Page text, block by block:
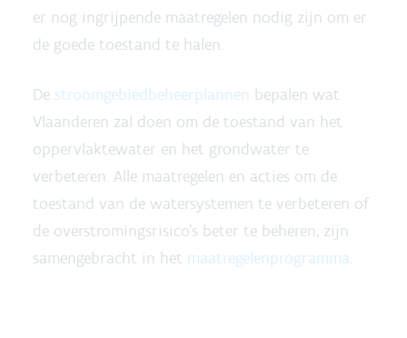
er nog ingrijpende maatregelen nodig zijn om er
de goede toestand te halen.
De stroomgebiedbeheerplannen bepalen wat
Vlaanderen zal doen om de toestand van het
oppervlaktewater en het grondwater te
verbeteren. Alle maatregelen en acties om de
toestand van de watersystemen te verbeteren of
de overstromingsrisico's beter te beheren, zijn
samengebracht in het maatregelenprogramma.